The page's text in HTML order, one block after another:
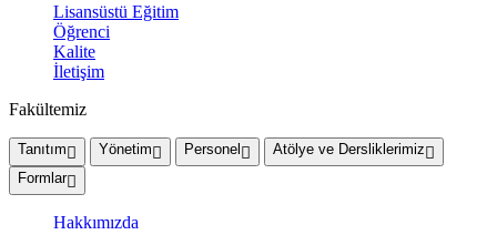
Lisansüstü Eğitim
Öğrenci
Kalite
İletişim
Fakültemiz
Tanıtım Yönetim Personel
Atölye ve Dersliklerimiz
Formlar
Hakkımızda